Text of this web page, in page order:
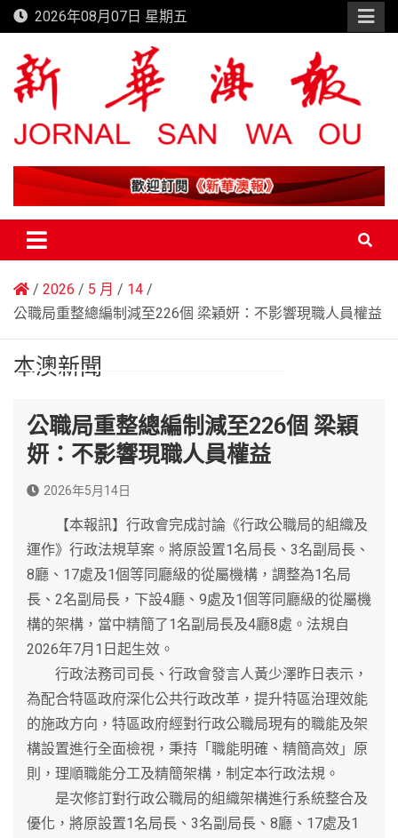
Skip
to
content
2026年08月07日 星期五
新華澳報
2026 5 月
14
公職局重整總編制減至226個 梁穎妍：不影響現職人員權益
本澳新聞
公職局重整總編制減至226個 梁穎
妍：不影響現職人員權益
2026年5月14日
【本報訊】行政會完成討論《行政公職局的組織及
運作》行政法規草案。將原設置1名局長、3名副局長、
8廳、17處及1個等同廳級的從屬機構，調整為1名局
長、2名副局長，下設4廳、9處及1個等同廳級的從屬機
構的架構，當中精簡了1名副局長及4廳8處。法規自
2026年7月1日起生效。
行政法務司司長、行政會發言人黃少澤昨日表示，
為配合特區政府深化公共行政改革，提升特區治理效能
的施政方向，特區政府經對行政公職局現有的職能及架
構設置進行全面檢視，秉持「職能明確、精簡高效」原
則，理順職能分工及精簡架構，制定本行政法規。
是次修訂對行政公職局的組織架構進行系統整合及
優化，將原設置1名局長、3名副局長、8廳、17處及1